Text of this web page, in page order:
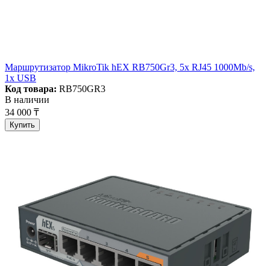
Маршрутизатор MikroTik hEX RB750Gr3, 5x RJ45 1000Mb/s,
1x USB
Код товара: RB750GR3
В наличии
34 000 ₸
Купить